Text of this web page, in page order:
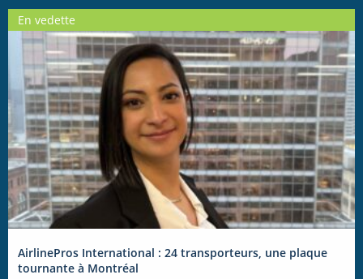
En vedette
AirlinePros International : 24 transporteurs, une plaque
tournante à Montréal